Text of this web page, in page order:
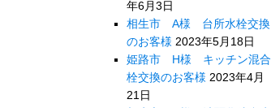
年6月3日
相生市 A様 台所水栓交換
のお客様 2023年5月18日
姫路市 H様 キッチン混合
栓交換のお客様 2023年4月
21日